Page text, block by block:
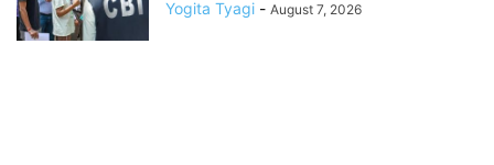
Yogita Tyagi - August 7, 2026